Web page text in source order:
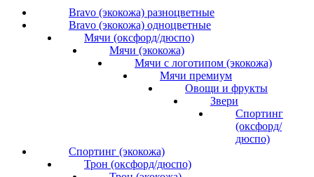
Bravo (экокожа) разноцветные
Bravo (экокожа) одноцветные
Мячи (оксфорд/дюспо)
Мячи (экокожа)
Мячи с логотипом (экокожа)
Мячи премиум
Овощи и фрукты
Звери
Спортинг
(оксфорд/
дюспо)
Спортинг (экокожа)
Трон (оксфорд/дюспо)